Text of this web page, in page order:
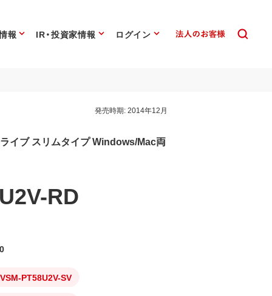
報 IR・投資家情報 ログイン
発売時期:2014年12月
イブ スリムタイプ Windows/Mac両
RD
PT58U2V-SV